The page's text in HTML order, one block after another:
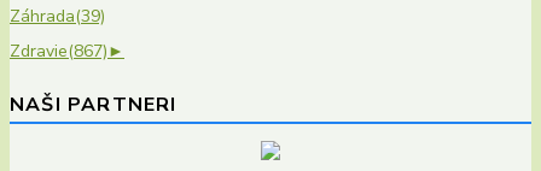
Záhrada(39)
Zdravie(867)►
NAŠI PARTNERI